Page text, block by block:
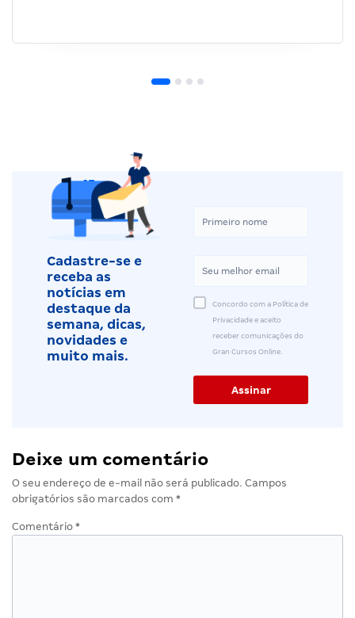
Cadastre-se e
receba as
notícias em
destaque da
semana, dicas,
novidades e
muito mais.
Concordo com a Política de
Privacidade e aceito
receber comunicações do
Gran Cursos Online.
Deixe um comentário
O seu endereço de e-mail não será publicado. Campos
obrigatórios são marcados com *
Comentário *